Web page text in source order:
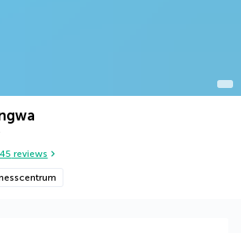
reviews